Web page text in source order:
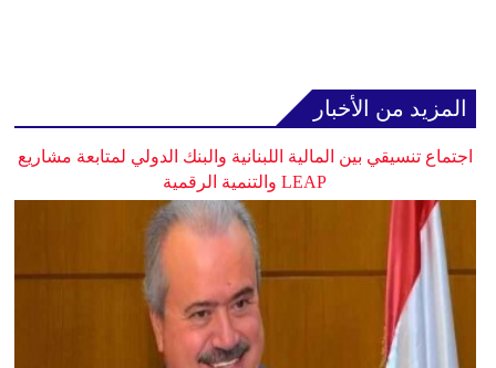
المزيد من الأخبار
اجتماع تنسيقي بين المالية اللبنانية والبنك الدولي لمتابعة مشاريع
LEAP والتنمية الرقمية